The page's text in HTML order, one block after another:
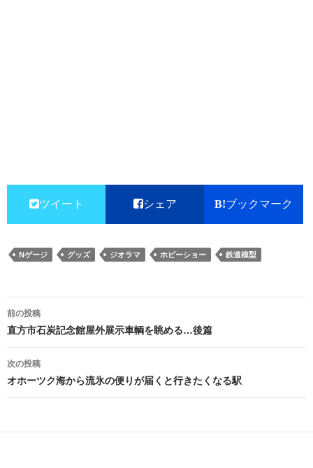
ツイート シェア ブックマーク
Nゲージ グッズ ジオラマ ホビーショー 鉄道模型
投
稿
ナ
ビ
ー
前の投稿
直方市石炭記念館屋外展示車輌を眺める…後篇
次の投稿
オホーツク海から流氷の便りが届くと行きたくなる駅